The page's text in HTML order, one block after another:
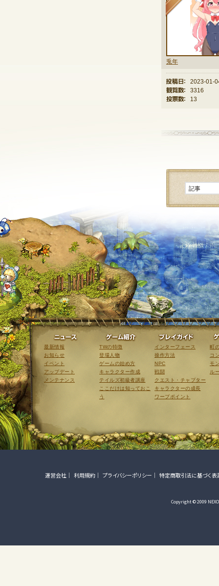
兎年
投稿日：
2023-01-
観覧数：
3316
投票数：
13
ニュース
最新情報
お知らせ
イベント
アップデート
メンテナンス
ゲーム紹介
TWの特徴
登場人物
ゲームの始め方
キャラクター作成
テイルズ初級者講座
ここだけは知っておこ
う
インターフェース
操作方法
NPC
戦闘
クエスト・チャプター
キャラクターの成長
ワープポイント
町
コ
モ
ル
運営会社 利用規約 プライバシーポリシー 特定商取引法に基づく表
Copyright © 2009